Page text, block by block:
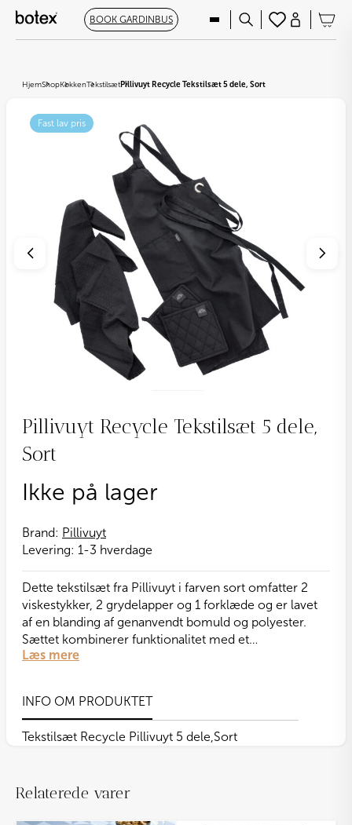
BOOK GARDINBUS
HjemShopKøkkenTekstilsætPillivuyt Recycle Tekstilsæt 5 dele, Sort
Fast lav pris
Pillivuyt Recycle Tekstilsæt 5 dele,
Sort
Brand: Pillivuyt
Levering: 1-3 hverdage
Dette tekstilsæt fra Pillivuyt i farven sort omfatter 2
viskestykker, 2 grydelapper og 1 forklæde og er lavet
af en blanding af genanvendt bomuld og polyester.
Sættet kombinerer funktionalitet med et
klassisk design. Det er en god gaveidé eller en smart
Læs mere
Ikke på lager
INFO OM PRODUKTET
Tekstilsæt Recycle Pillivuyt 5 dele,Sort
Relaterede varer